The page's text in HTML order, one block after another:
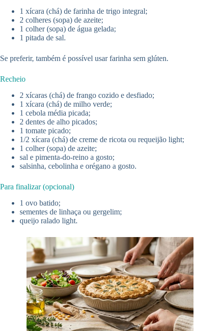
1 xícara (chá) de farinha de trigo integral;
2 colheres (sopa) de azeite;
1 colher (sopa) de água gelada;
1 pitada de sal.
Se preferir, também é possível usar farinha sem glúten.
Recheio
2 xícaras (chá) de frango cozido e desfiado;
1 xícara (chá) de milho verde;
1 cebola média picada;
2 dentes de alho picados;
1 tomate picado;
1/2 xícara (chá) de creme de ricota ou requeijão light;
1 colher (sopa) de azeite;
sal e pimenta-do-reino a gosto;
salsinha, cebolinha e orégano a gosto.
Para finalizar (opcional)
1 ovo batido;
sementes de linhaça ou gergelim;
queijo ralado light.